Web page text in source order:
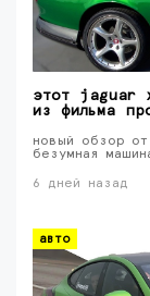
этот jaguar
из фильма
новый обзор
безумная
6 дней назад
авто